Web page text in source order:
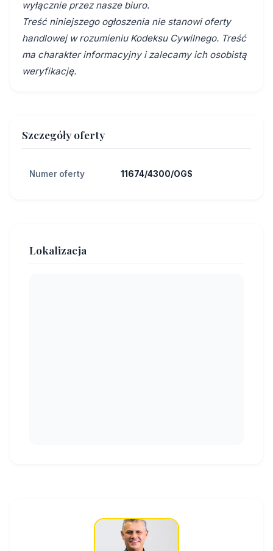
wyłącznie przez nasze biuro.
Treść niniejszego ogłoszenia nie stanowi oferty
handlowej w rozumieniu Kodeksu Cywilnego. Treść
ma charakter informacyjny i zalecamy ich osobistą
weryfikację.
Szczegóły oferty
Numer oferty 11674/4300/OGS
Lokalizacja